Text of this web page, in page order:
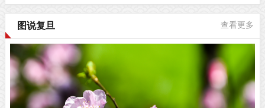
图说复旦 查看更多